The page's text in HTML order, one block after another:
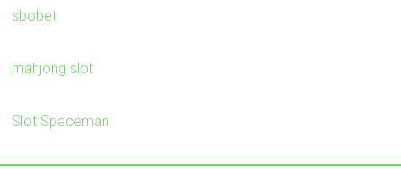
sbobet
mahjong slot
Slot Spaceman